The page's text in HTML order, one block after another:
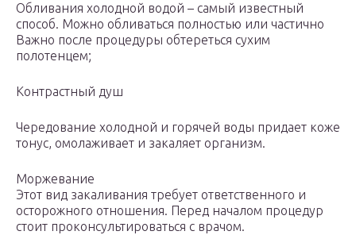
Обливания холодной водой – самый известный
способ. Можно обливаться полностью или частично
Важно после процедуры обтереться сухим
полотенцем;
Контрастный душ
Чередование холодной и горячей воды придает коже
тонус, омолаживает и закаляет организм.
Моржевание
Этот вид закаливания требует ответственного и
осторожного отношения. Перед началом процедур
стоит проконсультироваться с врачом.